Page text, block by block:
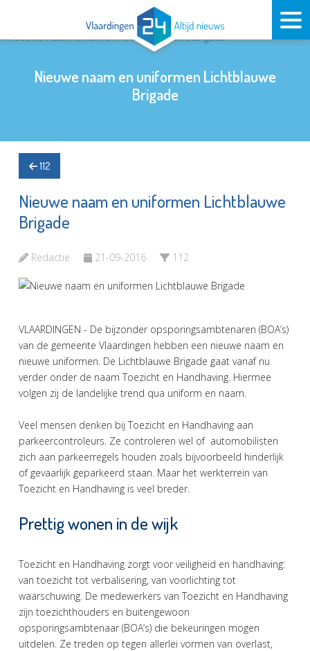
Nieuwe naam en uniformen Lichtblauwe
Brigade
112
Nieuwe naam en uniformen Lichtblauwe
Brigade
Redactie 21-09-2016 112
VLAARDINGEN - De bijzonder opsporingsambtenaren (BOA’s)
van de gemeente Vlaardingen hebben een nieuwe naam en
nieuwe uniformen. De Lichtblauwe Brigade gaat vanaf nu
verder onder de naam Toezicht en Handhaving. Hiermee
volgen zij de landelijke trend qua uniform en naam.
Veel mensen denken bij Toezicht en Handhaving aan
parkeercontroleurs. Ze controleren wel of automobilisten
zich aan parkeerregels houden zoals bijvoorbeeld hinderlijk
of gevaarlijk geparkeerd staan. Maar het werkterrein van
Toezicht en Handhaving is veel breder.
Prettig wonen in de wijk
Toezicht en Handhaving zorgt voor veiligheid en handhaving:
van toezicht tot verbalisering, van voorlichting tot
waarschuwing. De medewerkers van Toezicht en Handhaving
zijn toezichthouders en buitengewoon
opsporingsambtenaar (BOA’s) die bekeuringen mogen
uitdelen. Ze treden op tegen allerlei vormen van overlast,